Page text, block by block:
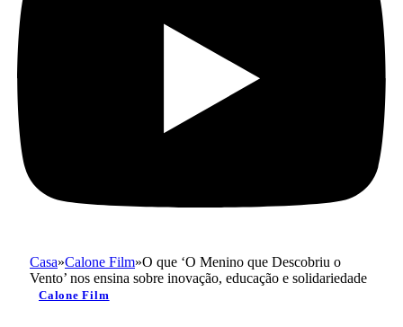
Casa»Calone Film»O que ‘O Menino que Descobriu o
Vento’ nos ensina sobre inovação, educação e solidariedade
Calone Film